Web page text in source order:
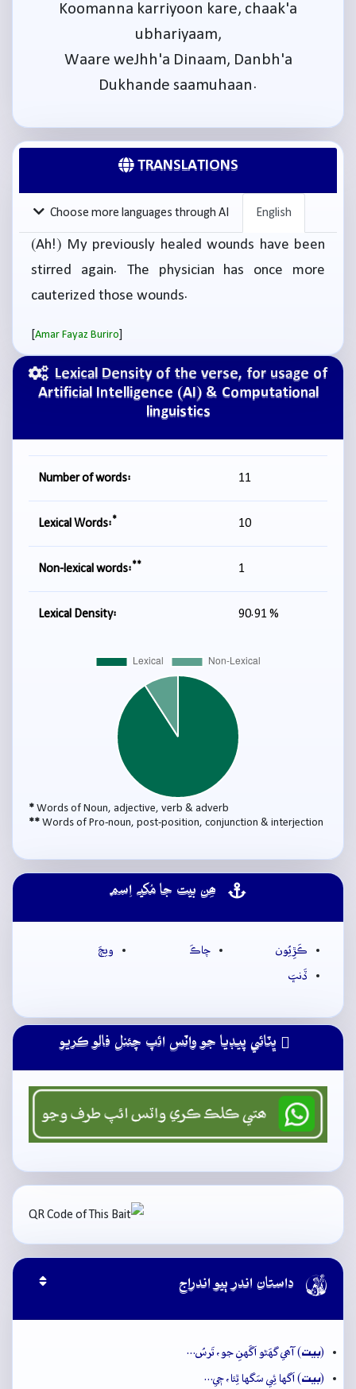
Lexical Density of the verse, for usage of
Artificial Intelligence (AI) & Computational
linguistics
Number of words: 11
Lexical Words:* 10
Non-lexical words:** 1
Lexical Density: 90.91 %
* Words of Noun, adjective, verb & adverb
** Words of Pro-noun, post-position, conjunction & interjection
ھِن بيت جا مُکيہ اِسم
ڪَڙِيُون چاڪَ
ويڄَ
ڏَنڀَ
ڀٽائي پيڊيا جو واٽس ائپ چئنل فالو ڪريو
Koomanna karriyoon kare, chaak'a
ubhariyaam,
Waare weJhh'a Dinaam, Danbh'a
Dukhande saamuhaan.
TRANSLATIONS
English
Choose more languages through AI
(Ah!) My previously healed wounds have been
stirred again. The physician has once more
cauterized those wounds.
[Amar Fayaz Buriro
 داستان اندر ٻيو اندراج
(بيت) آھي گهَڻو اَگَهنِ جو، تَرسُ…
(بيت) اَگها ئِي سَگها ٿِئا، جٖي…